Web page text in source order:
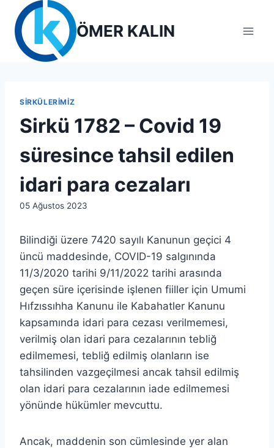
content
ÖMER KALIN
SIRKÜLERIMIZ
Sirkü 1782 – Covid 19
süresince tahsil edilen
idari para cezaları
By
05 Ağustos 2023
Bilindiği üzere 7420 sayılı Kanunun geçici 4
üncü maddesinde, COVID-19 salgınında
11/3/2020 tarihi 9/11/2022 tarihi arasında
geçen süre içerisinde işlenen fiiller için Umumi
Hıfzıssıhha Kanunu ile Kabahatler Kanunu
kapsamında idari para cezası verilmemesi,
verilmiş olan idari para cezalarının tebliğ
edilmemesi, tebliğ edilmiş olanların ise
tahsilinden vazgeçilmesi ancak tahsil edilmiş
olan idari para cezalarının iade edilmemesi
yönünde hükümler mevcuttu.
Ancak, maddenin son cümlesinde yer alan